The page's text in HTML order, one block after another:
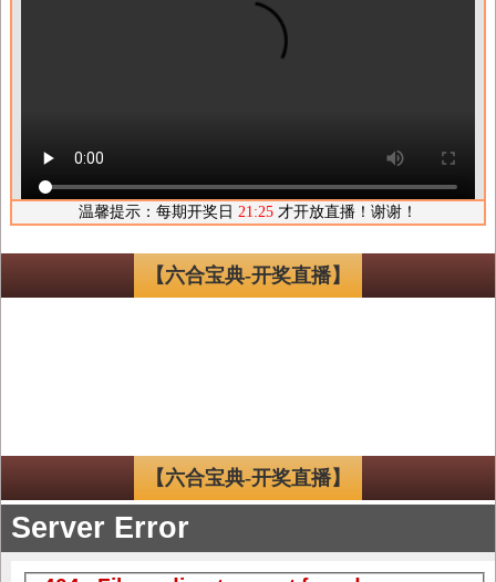
【六合宝典-开奖直播】
【六合宝典-开奖直播】